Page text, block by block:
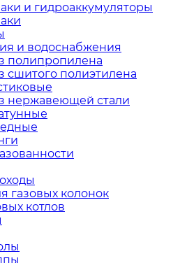
и гидроаккумуляторы
и водоснабжения
полипропилена
сшитого полиэтилена
нержавеющей стали
газовых колонок
котлов